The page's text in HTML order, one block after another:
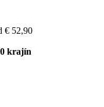
€ 52,90
krajín